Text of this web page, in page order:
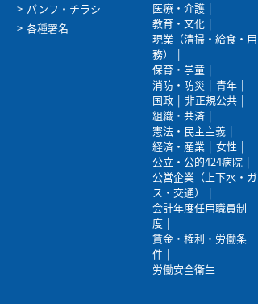
パンフ・チラシ
各種署名
医療・介護
教育・文化
現業（清掃・給食・用
務）
保育・学童
消防・防災
青年
国政
非正規公共
組織・共済
憲法・民主主義
経済・産業
女性
公立・公的424病院
公営企業（上下水・ガ
ス・交通）
会計年度任用職員制
度
賃金・権利・労働条
件
労働安全衛生